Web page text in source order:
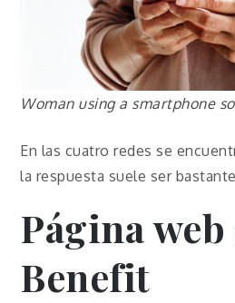
Woman using a smartphone
En las cuatro redes se
la respuesta suele ser
Página web
Benefit